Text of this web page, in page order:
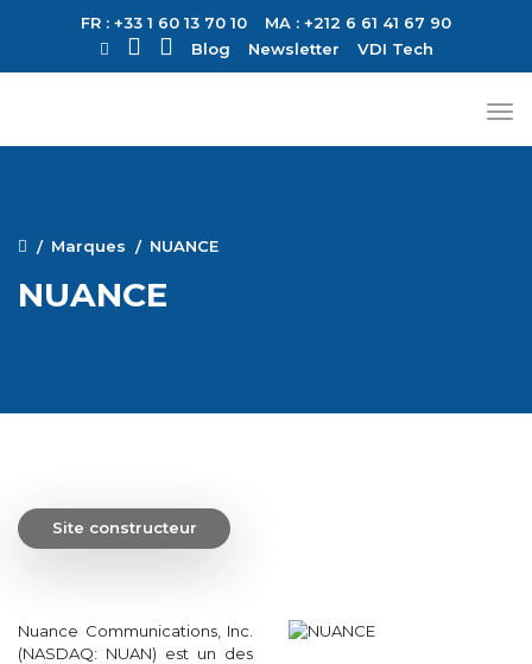
FR : +33 1 60 13 70 10
MA : +212 6 61 41 67 90
Blog
Newsletter VDI Tech
Marques NUANCE
NUANCE
Site constructeur
Nuance Communications, Inc.
(NASDAQ: NUAN) est un des